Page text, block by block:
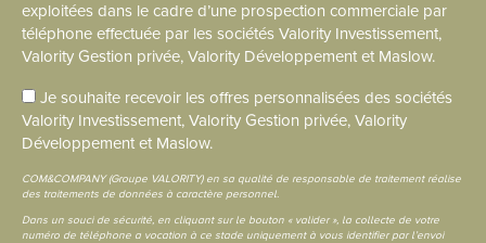
exploitées dans le cadre d’une prospection commerciale par
téléphone effectuée par les sociétés Valority Investissement,
Valority Gestion privée, Valority Développement et Maslow.
Je souhaite recevoir les offres personnalisées des sociétés
Valority Investissement, Valority Gestion privée, Valority
Développement et Maslow.
COM&COMPANY (Groupe VALORITY) en sa qualité de responsable de traitement réalise
des traitements de données à caractère personnel.
Dans un souci de sécurité, en cliquant sur le bouton « valider », la collecte de votre
numéro de téléphone a vocation à ce stade uniquement à vous identifier par l’envoi